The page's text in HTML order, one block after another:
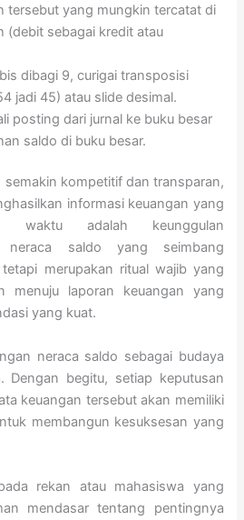
tersebut yang mungkin tercatat di
(debit sebagai kredit atau
dibagi 9, curigai transposisi
jadi 45) atau slide desimal.
posting dari jurnal ke buku besar
saldo di buku besar.
semakin kompetitif dan transparan,
informasi keuangan yang
adalah keunggulan
neraca saldo yang seimbang
merupakan ritual wajib yang
menuju laporan keuangan yang
yang kuat.
neraca saldo sebagai budaya
Dengan begitu, setiap keputusan
keuangan tersebut akan memiliki
membangun kesuksesan yang
rekan atau mahasiswa yang
mendasar tentang pentingnya